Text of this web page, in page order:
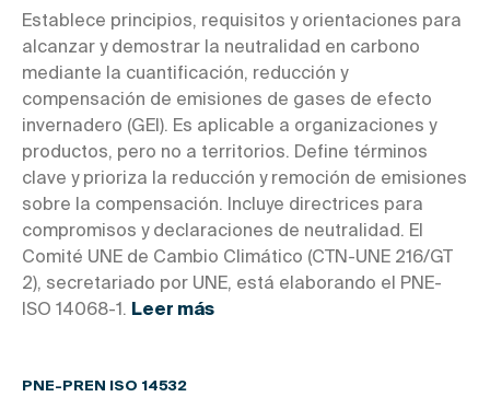
Establece principios, requisitos y orientaciones para
alcanzar y demostrar la neutralidad en carbono
mediante la cuantificación, reducción y
compensación de emisiones de gases de efecto
invernadero (GEI). Es aplicable a organizaciones y
productos, pero no a territorios. Define términos
clave y prioriza la reducción y remoción de emisiones
sobre la compensación. Incluye directrices para
compromisos y declaraciones de neutralidad. El
Comité UNE de Cambio Climático (CTN-UNE 216/GT
2), secretariado por UNE, está elaborando el PNE-
ISO 14068-1. Leer más
PNE-PREN ISO 14532